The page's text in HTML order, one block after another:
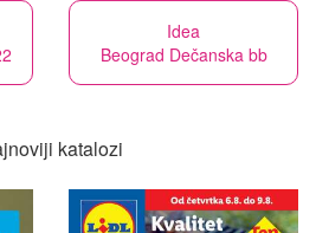
Idea
Beograd Dečanska bb
katalozi